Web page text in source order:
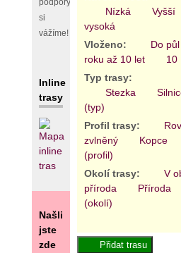
podpory
si
vážíme!
Inline
trasy
Našli
jste
zde
Nízká
Vyšší
vysoká
Vloženo:
Do
roku až 10 let
10
Typ trasy:
Stezka
(typ)
Profil trasy:
zvlněný
Kopce
(profil)
Okolí trasy:
V
příroda
Příroda
(okolí)